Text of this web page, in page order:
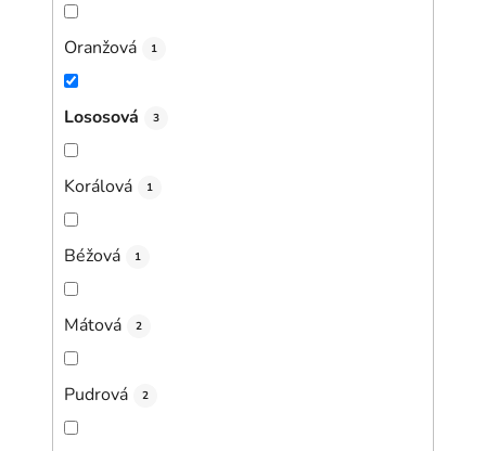
Oranžová 1
Lososová 3
Korálová 1
Béžová 1
Mátová 2
Pudrová 2